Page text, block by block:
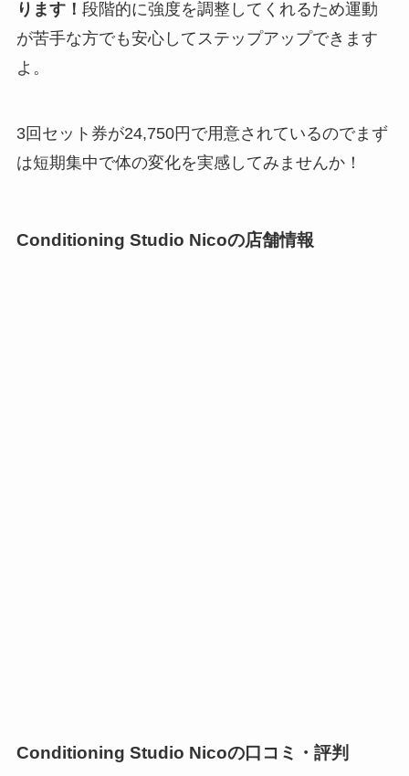
ります！ 段階的に強度を調整してくれるため運動
が苦手な方でも安心してステップアップできます
よ。
3回セット券が24,750円で用意されているのでまず
は短期集中で体の変化を実感してみませんか！
Conditioning Studio Nicoの店舗情報
Conditioning Studio Nicoの口コミ・評判